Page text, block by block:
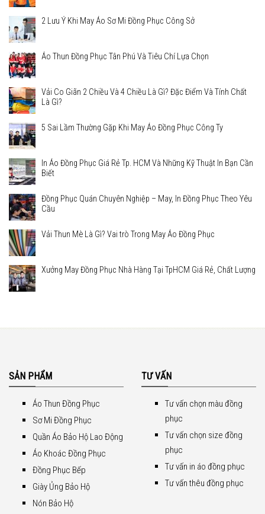
2 Lưu Ý Khi May Áo Sơ Mi Đồng Phục Công Sở
Áo Thun Đồng Phục Tân Phú Và Tiêu Chí Lựa Chọn
Vải Co Giãn 2 Chiều Và 4 Chiều Là Gì? Đặc Điểm Và Tính Chất
Là Gì?
5 Sai Lầm Thường Gặp Khi May Áo Đồng Phục Công Ty
In Áo Đồng Phục Giá Rẻ Tp. HCM Và Những Kỹ Thuật In Bạn Cần
Biết
Đồng Phục Quán Chuyên Nghiệp – May, In Đồng Phục Theo Yêu
Cầu
Vải Thun Mè Là Gì? Vai trò Trong May Áo Đồng Phục
Xưởng May Đồng Phục Nhà Hàng Tại TpHCM Giá Rẻ, Chất Lượng
SẢN PHẨM
Áo Thun Đồng Phục
Sơ Mi Đồng Phục
Quần Áo Bảo Hộ Lao Động
Áo Khoác Đồng Phục
Đồng Phục Bếp
Giày Ủng Bảo Hộ
Nón Bảo Hộ
TƯ VẤN
Tư vấn chọn màu đồng
phục
Tư vấn chọn size đồng
phục
Tư vấn in áo đồng phục
Tư vấn thêu đồng phục